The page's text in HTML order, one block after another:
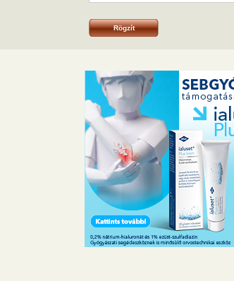
Rögzít